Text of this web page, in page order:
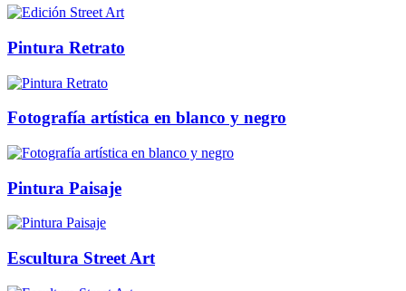
Pintura Retrato
Fotografía artística en blanco y negro
Pintura Paisaje
Escultura Street Art